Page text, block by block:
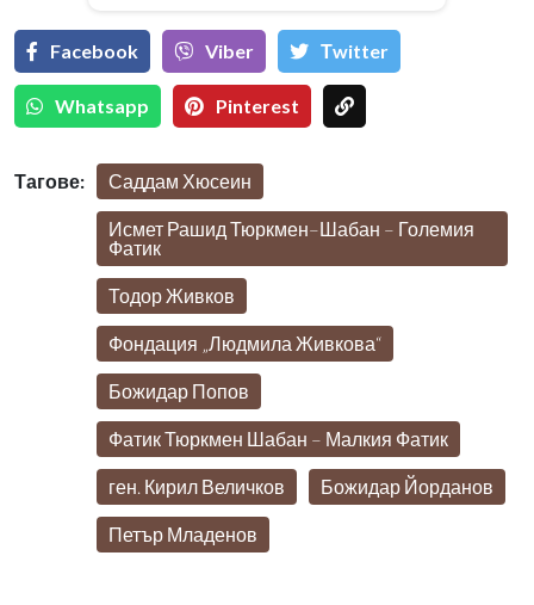
Facebook Viber Тwitter
Whatsapp Pinterest
Тагове: Саддам Хюсеин
Исмет Рашид Тюркмен–Шабан – Големия
Фатик
Тодор Живков
Фондация „Людмила Живкова“
Божидар Попов
Фатик Тюркмен Шабан – Малкия Фатик
ген. Кирил Величков Божидар Йорданов
Петър Младенов